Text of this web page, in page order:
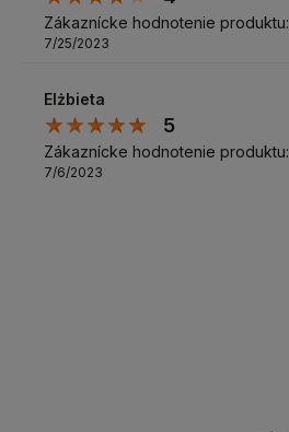
Zákaznícke hodnotenie produktu:
7/25/2023
Elżbieta
5
Zákaznícke hodnotenie produktu:
7/6/2023